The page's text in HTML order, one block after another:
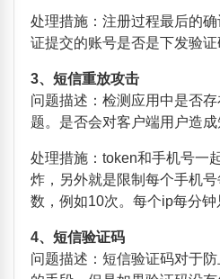
处理措施：注册过程最后的
证提交的账号是否是下发验证
3、短信重放攻击
问题描述：检测应用中是否
题。是否会对客户端用户造成
处理措施： token和手机号一
炸，另外就是限制每个手机
数，例如10次。每个ip每分钟
4、短信验证码
问题描述：短信验证码对于